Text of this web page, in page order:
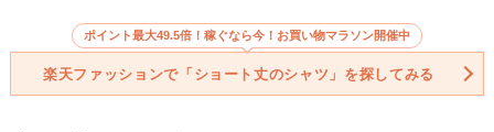
ポイント最大49.5倍！稼ぐなら今！お買い物マラソン開催中
楽天ファッションで「ショート丈のシャツ」を探してみる